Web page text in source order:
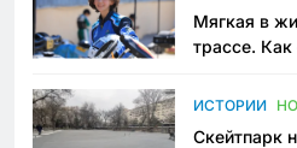
Мягкая в
трассе. Как
Узбекистане
ИСТОРИИ
Скейтпарк